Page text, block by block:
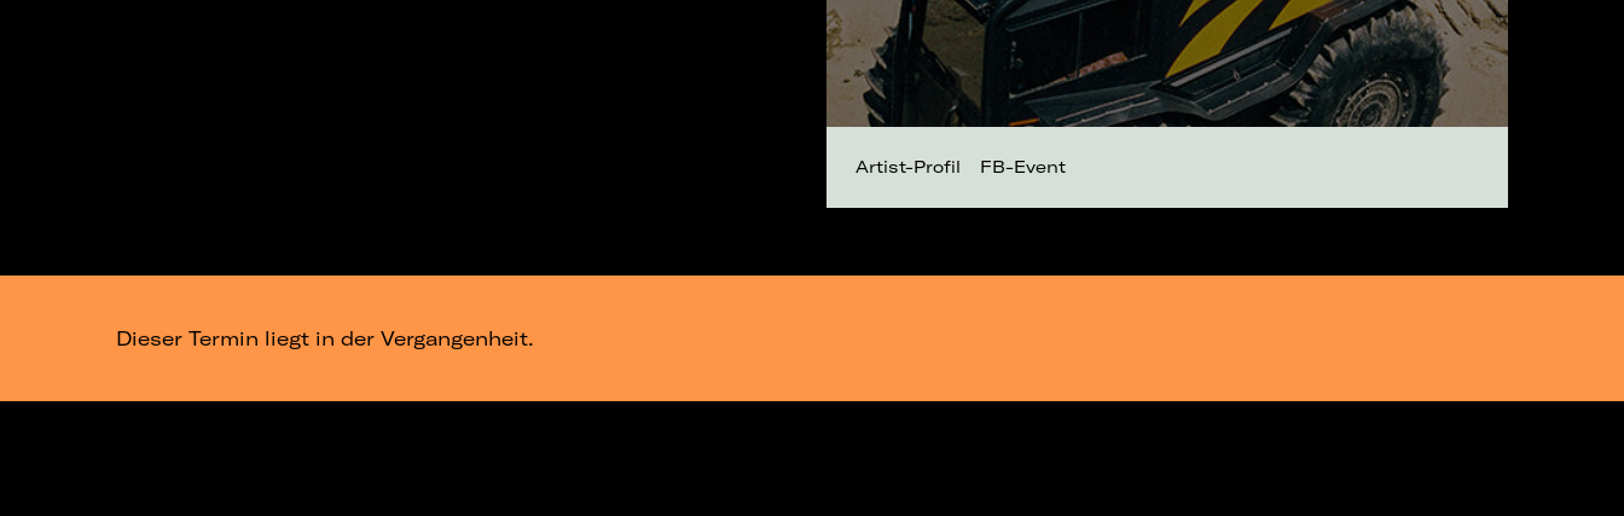
Artist-Profil FB-Event
Dieser Termin liegt in der Vergangenheit.